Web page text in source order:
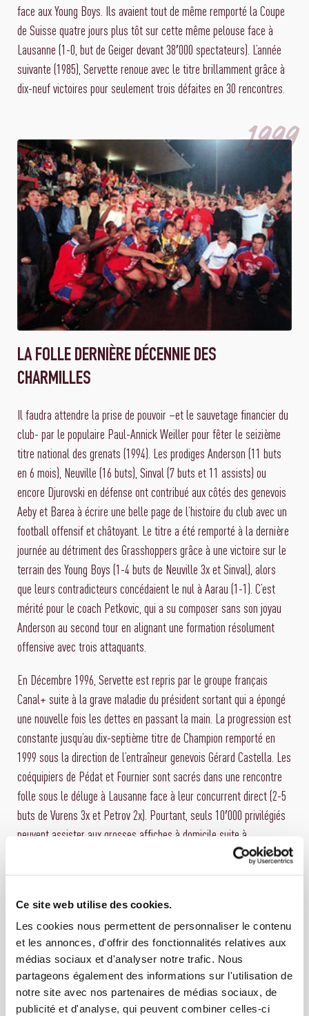
Ce site web utilise des cookies.
Les cookies nous permettent de personnaliser le contenu
et les annonces, d'offrir des fonctionnalités relatives aux
médias sociaux et d'analyser notre trafic. Nous
partageons également des informations sur l'utilisation de
notre site avec nos partenaires de médias sociaux, de
publicité et d'analyse, qui peuvent combiner celles-ci
face aux Young Boys. Ils avaient tout de même remporté la Coupe
de Suisse quatre jours plus tôt sur cette même pelouse face à
Lausanne (1-0, but de Geiger devant 38′000 spectateurs). L’année
suivante (1985), Servette renoue avec le titre brillamment grâce à
dix-neuf victoires pour seulement trois défaites en 30 rencontres.
1999
LA FOLLE DERNIÈRE DÉCENNIE DES
CHARMILLES
Il faudra attendre la prise de pouvoir –et le sauvetage financier du
club- par le populaire Paul-Annick Weiller pour fêter le seizième
titre national des grenats (1994). Les prodiges Anderson (11 buts
en 6 mois), Neuville (16 buts), Sinval (7 buts et 11 assists) ou
encore Djurovski en défense ont contribué aux côtés des genevois
Aeby et Barea à écrire une belle page de l’histoire du club avec un
football offensif et châtoyant. Le titre a été remporté à la dernière
journée au détriment des Grasshoppers grâce à une victoire sur le
terrain des Young Boys (1-4 buts de Neuville 3x et Sinval), alors
que leurs contradicteurs concédaient le nul à Aarau (1-1). C’est
mérité pour le coach Petkovic, qui a su composer sans son joyau
Anderson au second tour en alignant une formation résolument
offensive avec trois attaquants.
En Décembre 1996, Servette est repris par le groupe français
Canal+ suite à la grave maladie du président sortant qui a épongé
une nouvelle fois les dettes en passant la main. La progression est
constante jusqu’au dix-septième titre de Champion remporté en
1999 sous la direction de l’entraîneur genevois Gérard Castella. Les
coéquipiers de Pédat et Fournier sont sacrés dans une rencontre
folle sous le déluge à Lausanne face à leur concurrent direct (2-5
buts de Vurens 3x et Petrov 2x). Pourtant, seuls 10′000 privilégiés
peuvent assister aux grosses affiches à domicile suite à
l’installation de sièges dans l’ensemble du stade. En 2001, ce
Bâle face à Yverdon grâce à des buts de Frei, Lonfat et Petrov et
le soutien de presque 15′000 supporters voyageurs).
Dernier grand fait d’arme de l’histoire du vétuste mais bouillant
Stade des Charmilles, un parcours européen grandiose disputée à
guichets fermés à domicile de bout en bout en 2001-2002